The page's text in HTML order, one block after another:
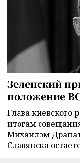
Зеленский
положение
Глава
итогам
Михаилом
Славянска